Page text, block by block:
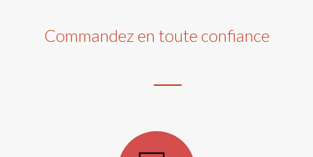
Commandez en toute confiance